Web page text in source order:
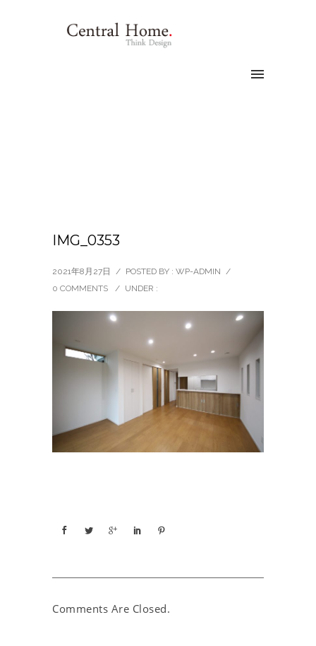
IMG_0353
2021年8月27日 / POSTED BY : WP-ADMIN /
0 COMMENTS
/ UNDER :
Comments Are Closed.